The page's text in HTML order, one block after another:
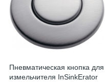
Пневматическая кнопка для
измельчителя InSinkErator